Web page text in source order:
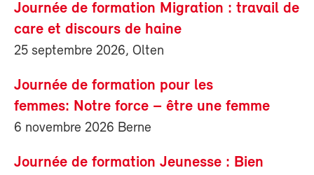
Journée de formation Migration : travail de
care et discours de haine
25 septembre 2026, Olten
Journée de formation pour les
femmes: Notre force – être une femme
6 novembre 2026 Berne
Journée de formation Jeunesse : Bien